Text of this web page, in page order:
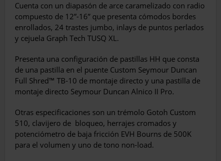
Cuenta con un diapasón de arce caramelizado con radio
compuesto de 12”-16” que presenta cómodos bordes
enrollados, 24 trastes jumbo, inlays de puntos perlados
y cejuela Graph Tech TUSQ XL.
Presenta una configuración de pastillas HH que consta
de una pastilla en el puente Custom Seymour Duncan
Full Shred™ TB-10 de montaje directo y una pastilla de
montaje directo Seymour Duncan Alnico II Pro.
Otras especificaciones son un trémolo Gotoh Custom
510, clavijero de bloqueo, herrajes cromados y
potenciómetro de baja fricción EVH Bourns de 500K
para el volumen y uno de tono non-load.